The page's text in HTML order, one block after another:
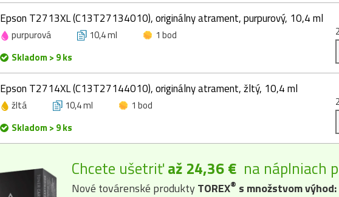
Epson T2713XL (C13T27134010), originálny atrament, purpurový, 10,4 ml
purpurová 10,4 ml
1 bod
Skladom > 9 ks
Epson T2714XL (C13T27144010), originálny atrament, žltý, 10,4 ml
žltá 10,4 ml
1 bod
Skladom > 9 ks
Chcete ušetriťaž 24,36 € na náplniach
Nové továrenské produktyTOREX® s množstvom výhod: